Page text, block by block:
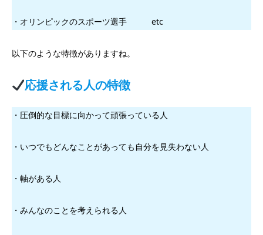
・オリンピックのスポーツ選手 etc
以下のような特徴がありますね。
応援される人の特徴
・圧倒的な目標に向かって頑張っている人
・いつでもどんなことがあっても自分を見失わない人
・軸がある人
・みんなのことを考えられる人